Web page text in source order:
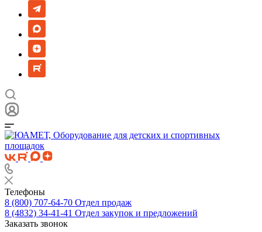
Телефоны
8 (800) 707-64-70 Отдел продаж
8 (4832) 34-41-41 Отдел закупок и предложений
Заказать звонок